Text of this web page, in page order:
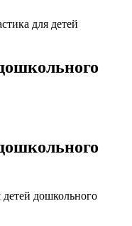
для детей